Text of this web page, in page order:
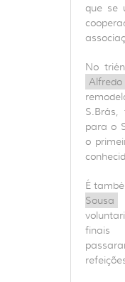
que se
No
para o
o
É
Sousa
finais